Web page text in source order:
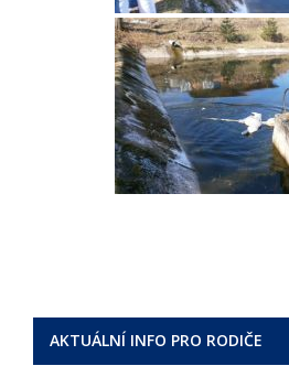
AKTUÁLNÍ INFO PRO RODIČE